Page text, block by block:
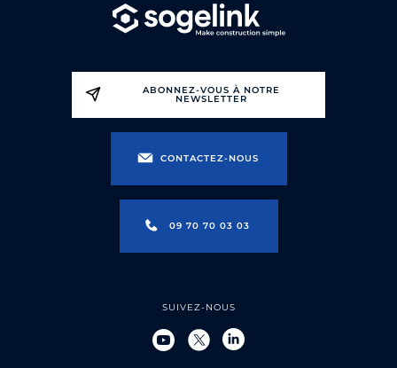
ABONNEZ-VOUS À NOTRE
NEWSLETTER
CONTACTEZ-NOUS
09 70 70 03 03
SUIVEZ-NOUS